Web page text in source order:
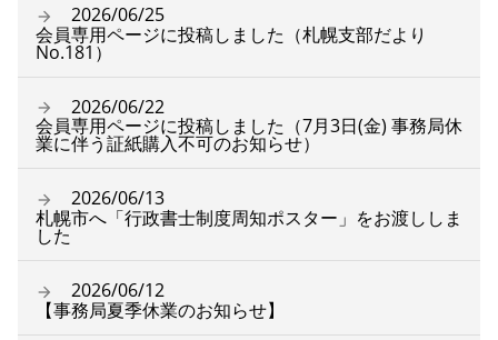
2026/06/25
会員専用ページに投稿しました（札幌支部だより
No.181）
2026/06/22
会員専用ページに投稿しました（7月3日(金) 事務局休
業に伴う証紙購入不可のお知らせ）
2026/06/13
札幌市へ「行政書士制度周知ポスター」をお渡ししま
した
2026/06/12
【事務局夏季休業のお知らせ】